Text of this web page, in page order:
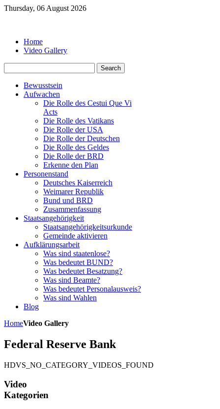
Thursday, 06 August 2026
Home
Video Gallery
Bewusstsein
Aufwachen
Die Rolle des Cestui Que Vi
Acts
Die Rolle des Vatikans
Die Rolle der USA
Die Rolle der Deutschen
Die Rolle des Geldes
Die Rolle der BRD
Erkenne den Plan
Personenstand
Deutsches Kaiserreich
Weimarer Republik
Bund und BRD
Zusammenfassung
Staatsangehörigkeit
Staatsangehörigkeitsurkunde
Gemeinde aktivieren
Aufklärungsarbeit
Was sind staatenlose?
Was bedeutet BUND?
Was bedeutet Besatzung?
Was sind Beamte?
Was bedeutet Personalausweis?
Was sind Wahlen
Blog
HomeVideo Gallery
Federal Reserve Bank
HDVS_NO_CATEGORY_VIDEOS_FOUND
Video
Kategorien